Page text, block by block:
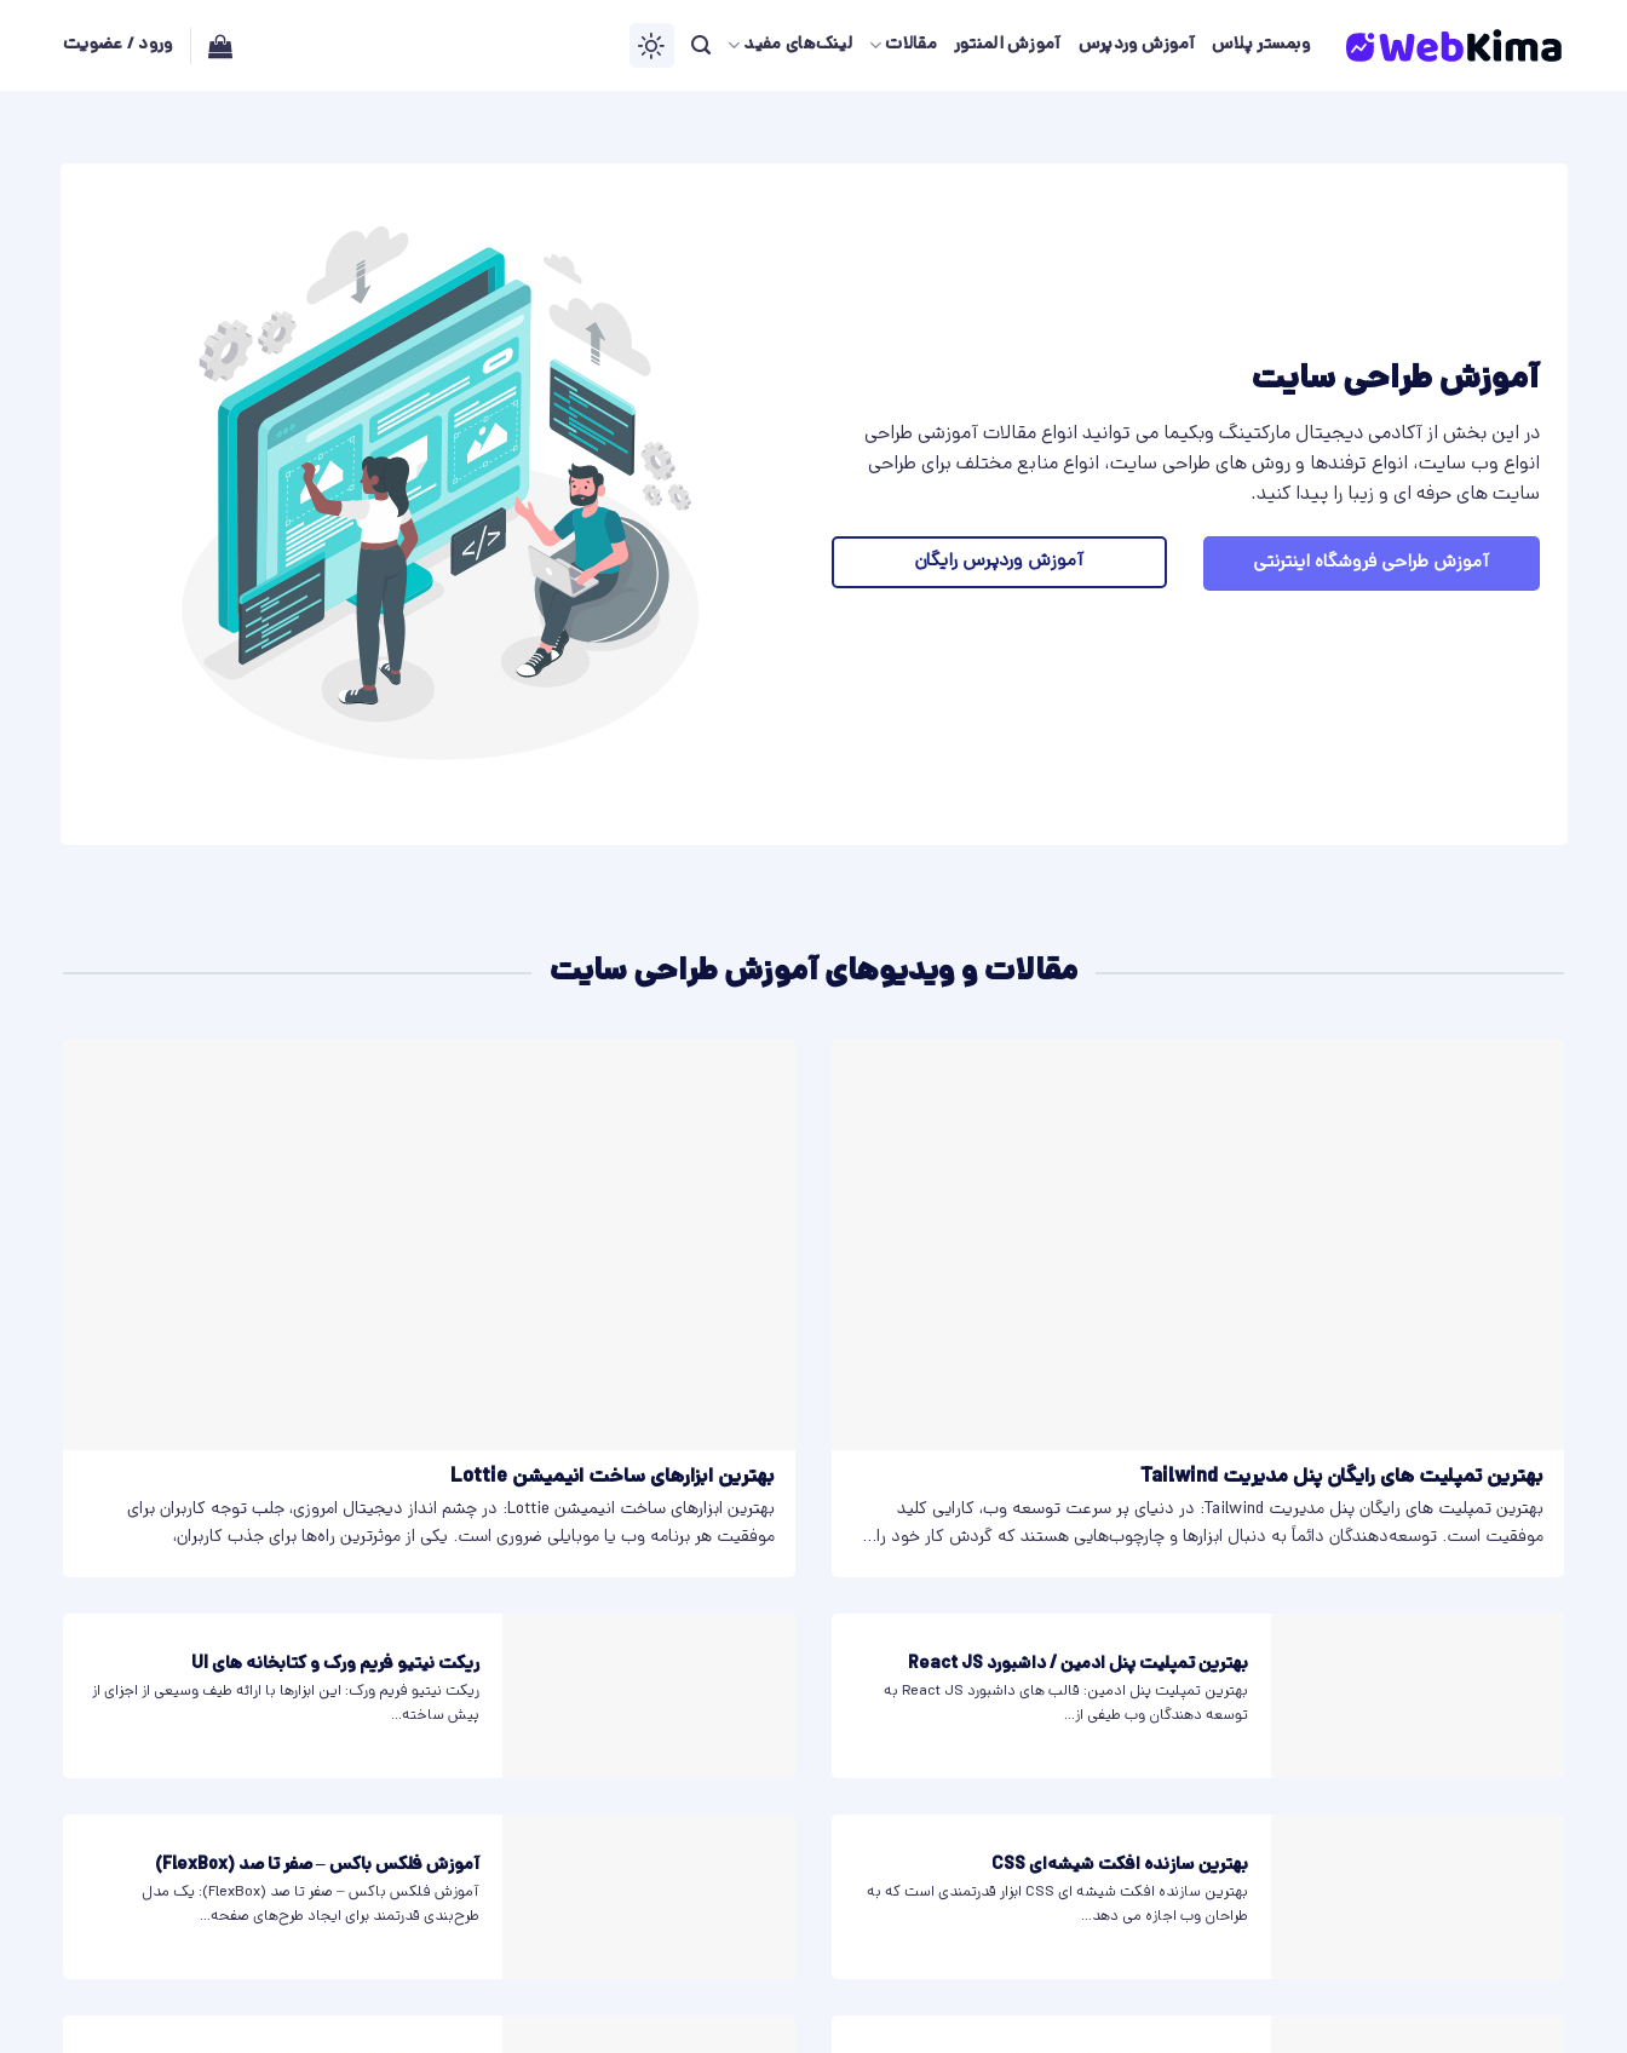
وبمستر پلاس آموزش وردپرس آموزش المنتور مقالات لینک‌های مفید ورود / عضویت
آموزش طراحی سایت
در این بخش از آکادمی دیجیتال مارکتینگ وبکیما می توانید انواع مقالات آموزشی طراحی
انواع وب سایت، انواع ترفندها و روش های طراحی سایت، انواع منابع مختلف برای طراحی
سایت های حرفه ای و زیبا را پیدا کنید.
آموزش طراحی فروشگاه اینترنتی آموزش وردپرس رایگان
مقالات و ویدیو‌های آموزش طراحی سایت
بهترین تمپلیت های رایگان پنل مدیریت Tailwind
بهترین تمپلیت های رایگان پنل مدیریت Tailwind: در دنیای پر سرعت توسعه وب، کارایی کلید
موفقیت است. توسعه‌دهندگان دائماً به دنبال ابزارها و چارچوب‌هایی هستند که گردش کار خود را...
بهترین ابزارهای ساخت انیمیشن Lottie
بهترین ابزارهای ساخت انیمیشن Lottie: در چشم انداز دیجیتال امروزی، جلب توجه کاربران برای
موفقیت هر برنامه وب یا موبایلی ضروری است. یکی از موثرترین راه‌ها برای جذب کاربران،
بهترین تمپلیت پنل ادمین / داشبورد React JS
بهترین تمپلیت پنل ادمین: قالب های داشبورد React JS به
توسعه دهندگان وب طیفی از...
ریکت نیتیو فریم ورک و کتابخانه های UI
ریکت نیتیو فریم ورک: این ابزارها با ارائه طیف وسیعی از اجزای از
پیش ساخته...
بهترین سازنده افکت شیشه‌ای CSS
بهترین سازنده افکت شیشه ای CSS ابزار قدرتمندی است که به
طراحان وب اجازه می دهد...
آموزش فلکس باکس – صفر تا صد (FlexBox)
آموزش فلکس باکس – صفر تا صد (FlexBox): یک مدل
طرح‌بندی قدرتمند برای ایجاد طرح‌های صفحه...